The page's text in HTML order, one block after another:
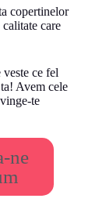
copertinelor
care
veste ce fel
Avem cele
te
ne